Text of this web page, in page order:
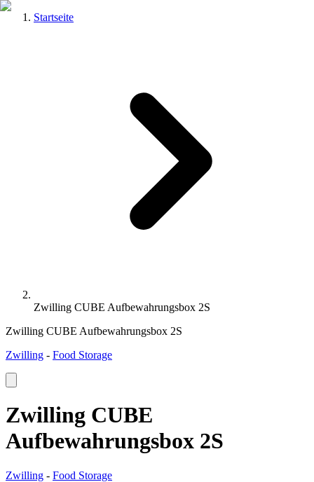
Startseite
Zwilling CUBE Aufbewahrungsbox 2S
Zwilling CUBE Aufbewahrungsbox 2S
Zwilling - Food Storage
Zwilling CUBE
Aufbewahrungsbox 2S
Zwilling - Food Storage